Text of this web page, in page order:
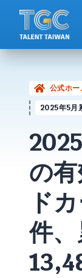
公式ホー
2025年5月
の
ド
件